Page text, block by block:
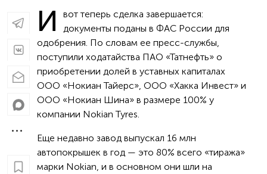
И
вот теперь сделка завершается:
документы поданы в ФАС России для
одобрения. По словам ее пресс-службы,
поступили ходатайства ПАО «Татнефть» о
приобретении долей в уставных капиталах
ООО «Нокиан Тайерс», ООО «Хакка Инвест» и
ООО «Нокиан Шина» в размере 100% у
компании Nokian Tyres.
Еще недавно завод выпускал 16 млн
автопокрышек в год — это 80% всего «тиража»
марки Nokian, и в основном они шли на